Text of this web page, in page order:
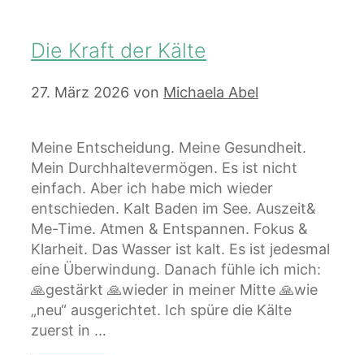
Die Kraft der Kälte
27. März 2026 von Michaela Abel
Meine Entscheidung. Meine Gesundheit.
Mein Durchhaltevermögen. Es ist nicht
einfach. Aber ich habe mich wieder
entschieden. Kalt Baden im See. Auszeit&
Me-Time. Atmen & Entspannen. Fokus &
Klarheit. Das Wasser ist kalt. Es ist jedesmal
eine Überwindung. Danach fühle ich mich:
🙏gestärkt 🙏wieder in meiner Mitte 🙏wie
„neu“ ausgerichtet. Ich spüre die Kälte
zuerst in …